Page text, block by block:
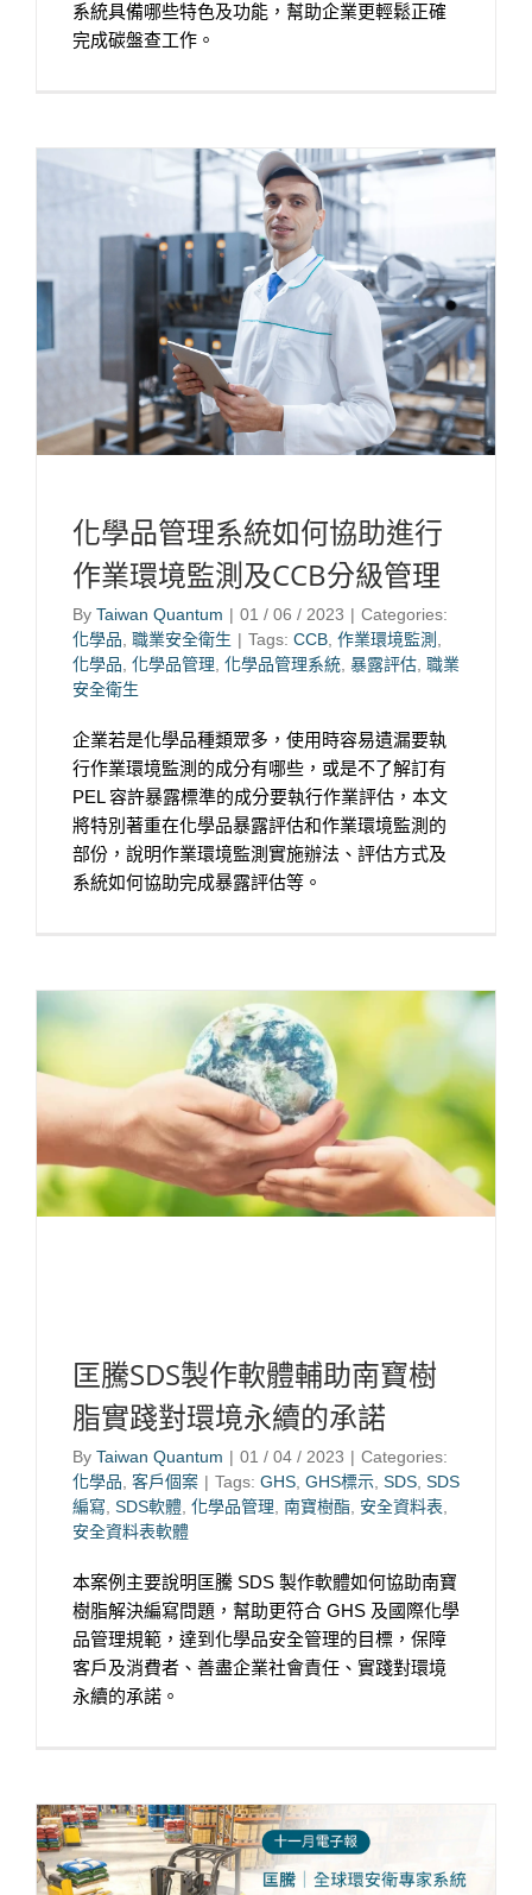
系統具備哪些特色及功能，幫助企業更輕鬆正確
完成碳盤查工作。
化學品管理系統如何協助進行
作業環境監測及CCB分級管理
By Taiwan Quantum | 01 / 06 / 2023 | Categories:
化學品, 職業安全衛生 | Tags: CCB, 作業環境監測 ,
化學品, 化學品管理, 化學品管理系統, 暴露評估, 職業
安全衛生
企業若是化學品種類眾多，使用時容易遺漏要執
行作業環境監測的成分有哪些，或是不了解訂有
PEL 容許暴露標準的成分要執行作業評估，本文
將特別著重在化學品暴露評估和作業環境監測的
部份，說明作業環境監測實施辦法、評估方式及
系統如何協助完成暴露評估等。
匡騰SDS製作軟體輔助南寶樹
脂實踐對環境永續的承諾
By Taiwan Quantum | 01 / 04 / 2023 | Categories:
化學品, 客戶個案 | Tags: GHS, GHS標示, SDS, SDS
編寫, SDS軟體, 化學品管理, 南寶樹酯, 安全資料表,
安全資料表軟體
本案例主要說明匡騰 SDS 製作軟體如何協助南寶
樹脂解決編寫問題，幫助更符合 GHS 及國際化學
品管理規範，達到化學品安全管理的目標，保障
客戶及消費者、善盡企業社會責任、實踐對環境
永續的承諾。